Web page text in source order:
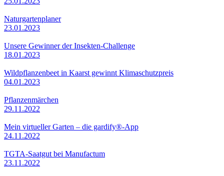
Naturgartenplaner
23.01.2023
Unsere Gewinner der Insekten-Challenge
18.01.2023
Wildpflanzenbeet in Kaarst gewinnt Klimaschutzpreis
04.01.2023
Pflanzenmärchen
29.11.2022
Mein virtueller Garten – die gardify®-App
24.11.2022
TGTA-Saatgut bei Manufactum
23.11.2022